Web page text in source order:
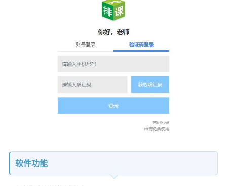
软件功能